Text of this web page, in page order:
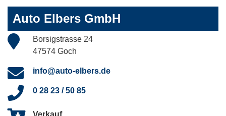
Auto Elbers GmbH
Borsigstrasse 24
47574 Goch
info@auto-elbers.de
0 28 23 / 50 85